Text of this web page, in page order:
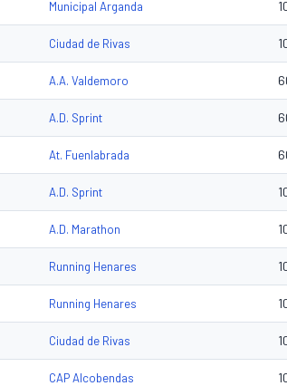
Municipal Arganda
Ciudad de Rivas
A.A. Valdemoro
A.D. Sprint
At. Fuenlabrada
A.D. Sprint
A.D. Marathon
Running Henares
Running Henares
Ciudad de Rivas
CAP Alcobendas